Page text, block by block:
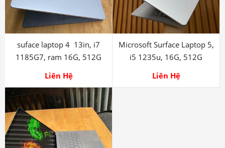
1185G7, ram 16G, 512G
Liên Hệ
i5 1235u, 16G, 512G
Liên Hệ